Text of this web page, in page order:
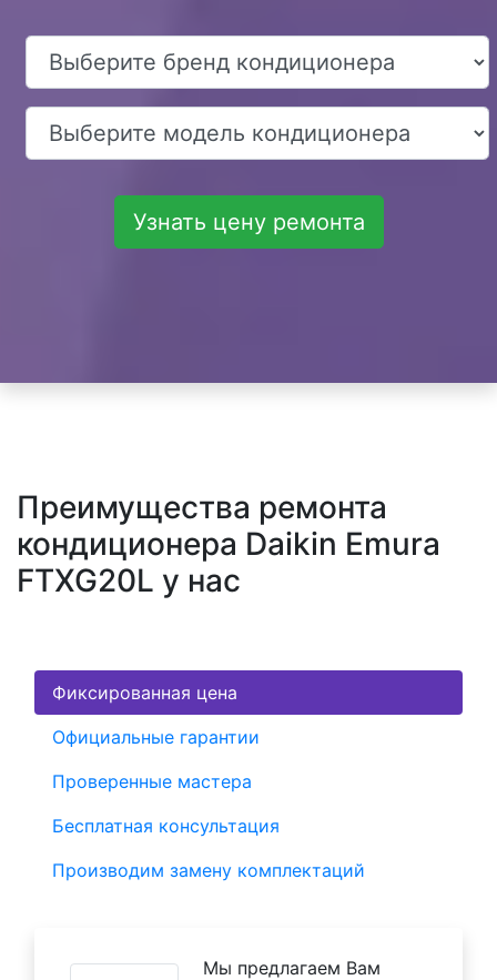
Узнать цену ремонта
Преимущества ремонта
кондиционера Daikin Emura
FTXG20L у нас
Фиксированная цена
Официальные гарантии
Проверенные мастера
Бесплатная консультация
Производим замену комплектаций
Мы предлагаем Вам